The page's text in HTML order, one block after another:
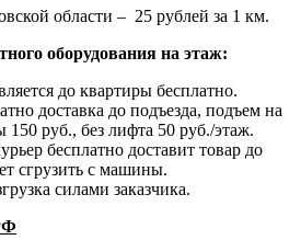
области – 25 рублей за 1 км.
оборудования на этаж:
до квартиры бесплатно.
доставка до подъезда, подъем на
150 руб., без лифта 50 руб./этаж.
бесплатно доставит товар до
сгрузить с машины.
силами заказчика.